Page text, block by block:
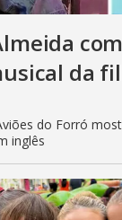
da
do Forró
inglês